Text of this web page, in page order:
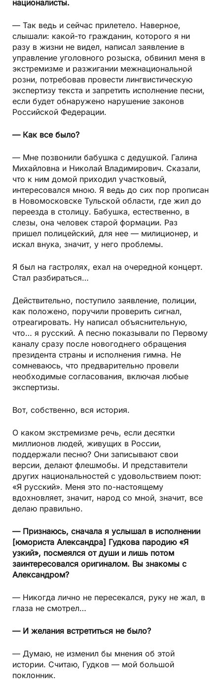
националисты.
— Так ведь и сейчас прилетело. Наверное,
слышали: какой-то гражданин, которого я ни
разу в жизни не видел, написал заявление в
управление уголовного розыска, обвинил меня в
экстремизме и разжигании межнациональной
розни, потребовав провести лингвистическую
экспертизу текста и запретить исполнение песни,
если будет обнаружено нарушение законов
Российской Федерации.
— Как все было?
— Мне позвонили бабушка с дедушкой. Галина
Михайловна и Николай Владимирович. Сказали,
что к ним домой приходил участковый,
интересовался мною. Я ведь до сих пор прописан
в Новомосковске Тульской области, где жил до
переезда в столицу. Бабушка, естественно, в
слезы, она человек старой формации. Раз
пришел полицейский, для нее — милиционер, и
искал внука, значит, у него проблемы.
Я был на гастролях, ехал на очередной концерт.
Стал разбираться…
Действительно, поступило заявление, полиции,
как положено, поручили проверить сигнал,
отреагировать. Ну написал объяснительную,
что… я русский. А песню показывали по Первому
каналу сразу после новогоднего обращения
президента страны и исполнения гимна. Не
сомневаюсь, что предварительно провели
необходимые согласования, включая любые
экспертизы.
Вот, собственно, вся история.
О каком экстремизме речь, если десятки
миллионов людей, живущих в России,
поддержали песню? Они записывают свои
версии, делают флешмобы. И представители
других национальностей с удовольствием поют:
«Я русский». Меня это по-настоящему
вдохновляет, значит, народ со мной, значит, все
делаю правильно.
— Признаюсь, сначала я услышал в исполнении
[юмориста Александра] Гудкова пародию «Я
узкий», посмеялся от души и лишь потом
заинтересовался оригиналом. Вы знакомы с
Александром?
— Никогда лично не пересекался, руку не жал, в
глаза не смотрел…
— И желания встретиться не было?
— Думаю, не изменил бы мнения об этой
истории. Считаю, Гудков — мой большой
поклонник.